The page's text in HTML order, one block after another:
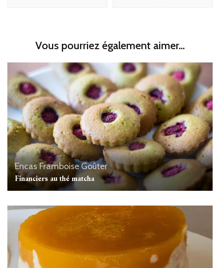
Vous pourriez également aimer...
Encas FramboiseGoûter
Financiers au thé matcha